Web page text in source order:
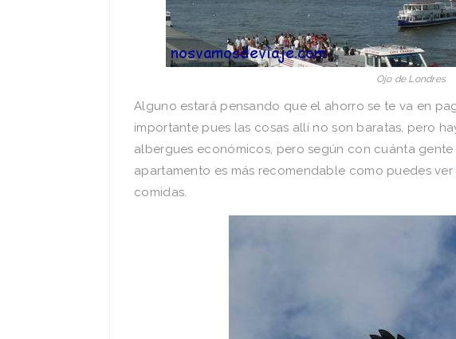
Ojo de Londres
Alguno estará pensando que el ahorro se te va en
importante pues las cosas allí no son baratas, pero
albergues económicos, pero según con cuánta
apartamento es más recomendable como puedes ver
comidas.